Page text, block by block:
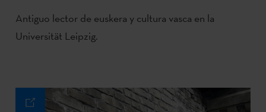
Antiguo lector de euskera y cultura vasca en la
Universität Leipzig.